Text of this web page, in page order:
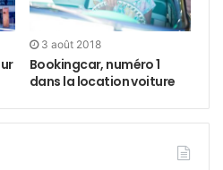
3 août 2018
Bookingcar, numéro 1
dans la location voiture